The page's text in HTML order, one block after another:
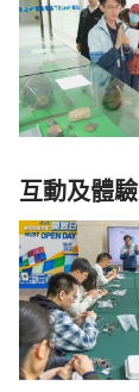
互動及體驗